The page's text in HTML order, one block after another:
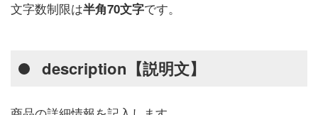
文字数制限は半角70文字です。
description【説明文】